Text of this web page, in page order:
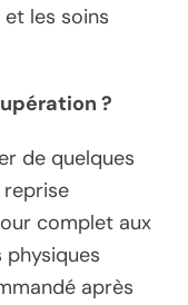
les soins
?
de quelques
reprise
complet aux
après